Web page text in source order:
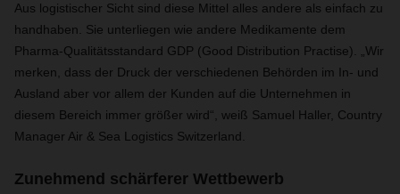
Aus logistischer Sicht sind diese Mittel alles andere als einfach zu
handhaben. Sie unterliegen wie andere Medikamente dem
Pharma-Qualitätsstandard GDP (Good Distribution Practise). „Wir
merken, dass der Druck der verschiedenen Behörden im In- und
Ausland aber vor allem der Kunden auf die Unternehmen in
diesem Bereich immer größer wird“, weiß Samuel Haller, Country
Manager Air & Sea Logistics Switzerland.
Zunehmend schärferer Wettbewerb